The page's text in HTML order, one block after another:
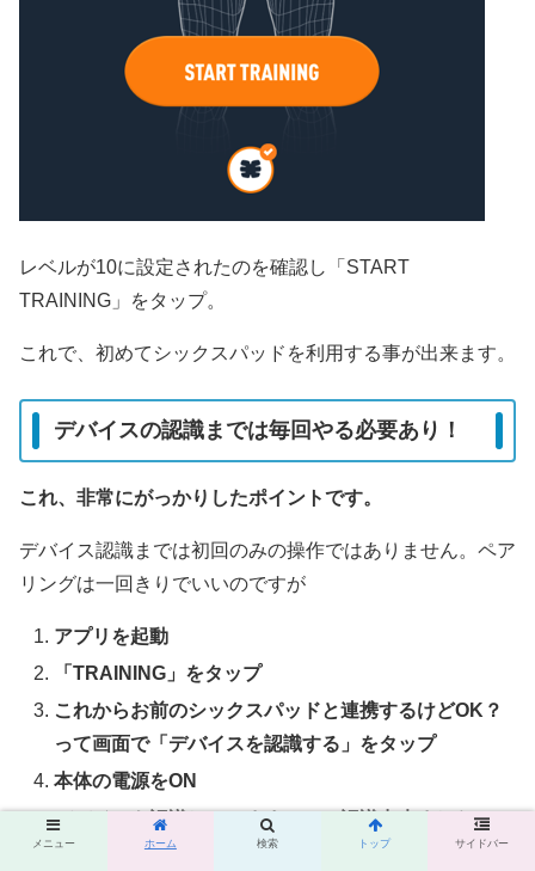
レベルが10に設定されたのを確認し「START
TRAINING」をタップ。
これで、初めてシックスパッドを利用する事が出来ます。
デバイスの認識までは毎回やる必要あり！
これ、非常にがっかりしたポイントです。
デバイス認識までは初回のみの操作ではありません。ペア
リングは一回きりでいいのですが
アプリを起動
「TRAINING」をタップ
これからお前のシックスパッドと連携するけどOK？
って画面で「デバイスを認識する」をタップ
本体の電源をON
デバイスを認識しています・・・認識出来ました
（10秒くらいかかる）
メニュー ホーム 検索 トップ サイドバー